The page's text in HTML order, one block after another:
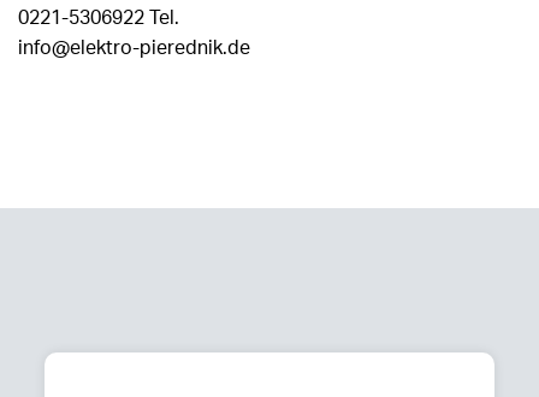
0221-5306922 Tel.
info@elektro-pierednik.de